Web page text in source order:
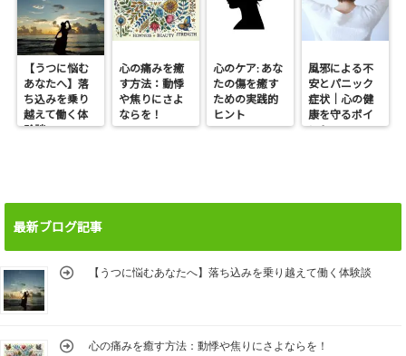
【うつに悩む
あなたへ】落
ち込みを乗り
越えて働く体
験談
心の痛みを癒
す方法：動悸
や焦りにさよ
ならを！
心のケア: あな
たの傷を癒す
ための実践的
ヒント
風邪による不
安とパニック
症状｜心の健
康を守るポイ
ント
最新ブログ記事
【うつに悩むあなたへ】落ち込みを乗り越えて働く体験談
心の痛みを癒す方法：動悸や焦りにさよならを！